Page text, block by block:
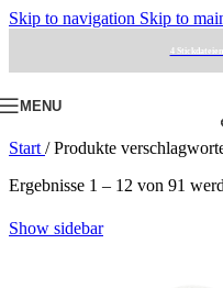
Skip to navigation Skip to
4
MENU
Start / Produkte
Ergebnisse 1 – 12 von 91
Show sidebar